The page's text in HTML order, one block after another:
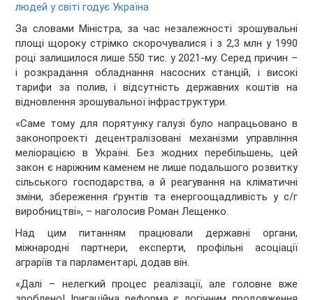
людей у світі годує Україна
За словами Міністра, за час незалежності зрошувальні
площі щороку стрімко скорочувалися і з 2,3 млн у 1990
році залишилося лише 550 тис. у 2021-му. Серед причин –
і розкрадання обладнання насосних станцій, і високі
тарифи за полив, і відсутність державних коштів на
відновлення зрошувальної інфраструктури.
«Саме тому для порятунку галузі було напрацьовано в
законопроекті децентралізовані механізми управління
меліорацією в Україні. Без жодних перебільшень, цей
закон є наріжним каменем не лише подальшого розвитку
сільського господарства, а й реагування на кліматичні
зміни, збереження ґрунтів та енергоощадливість у с/г
виробництві», – наголосив Роман Лещенко.
Над цим питанням працювали державні органи,
міжнародні партнери, експерти, профільні асоціації
аграріїв та парламентарі, додав він.
«Далі – нелегкий процес реалізації, але головне вже